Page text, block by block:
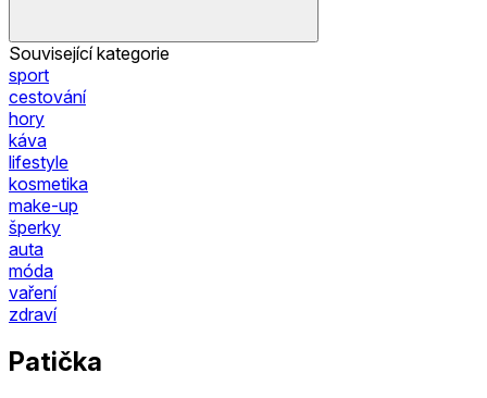
Související kategorie
sport
cestování
hory
káva
lifestyle
kosmetika
make-up
šperky
auta
móda
vaření
zdraví
Patička